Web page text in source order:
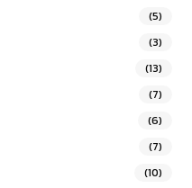
(5)
(3)
(13)
(7)
(6)
(7)
(10)